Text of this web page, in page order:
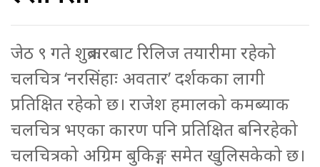
जेठ ९ गते शुक्रबारबाट रिलिज तयारीमा रहेको
चलचित्र ‘नरसिंहाः अवतार’ दर्शकका लागी
प्रतिक्षित रहेको छ। राजेश हमालको कमब्याक
चलचित्र भएका कारण पनि प्रतिक्षित बनिरहेको
चलचित्रको अग्रिम बुकिङ्ग समेत खुलिसकेको छ।